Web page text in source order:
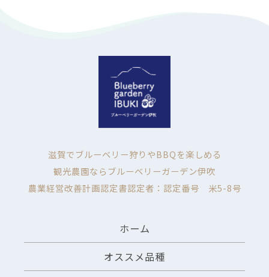
滋賀でブルーベリー狩りやBBQを楽しめる
観光農園ならブルーベリーガーデン伊吹
農業経営改善計画認定書認定者：認定番号 米5-8号
ホーム
オススメ品種